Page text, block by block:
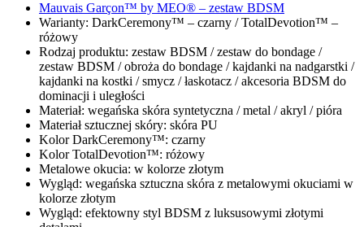
Mauvais Garçon™ by MEO® – zestaw BDSM
Warianty: DarkCeremony™ – czarny / TotalDevotion™ –
różowy
Rodzaj produktu: zestaw BDSM / zestaw do bondage /
zestaw BDSM / obroża do bondage / kajdanki na nadgarstki /
kajdanki na kostki / smycz / łaskotacz / akcesoria BDSM do
dominacji i uległości
Materiał: wegańska skóra syntetyczna / metal / akryl / pióra
Materiał sztucznej skóry: skóra PU
Kolor DarkCeremony™: czarny
Kolor TotalDevotion™: różowy
Metalowe okucia: w kolorze złotym
Wygląd: wegańska sztuczna skóra z metalowymi okuciami w
kolorze złotym
Wygląd: efektowny styl BDSM z luksusowymi złotymi